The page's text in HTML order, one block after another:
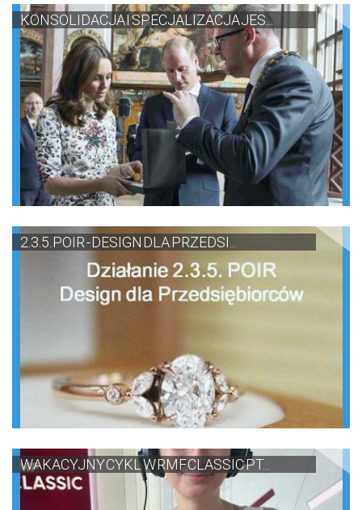
KONSOLIDACJA I SPECJALIZACJA JES...
2.3.5. POIR - DESIGN DLA PRZEDSI...
WAKACYJNY CYKL W RMF CLASSIC PT...